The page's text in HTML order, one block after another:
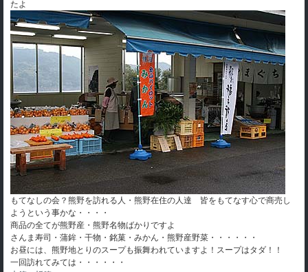
たよ
もてなしの会？熊野を訪れる人・熊野在住の人達 皆をもてなす心で商売し
ようという事かな・・・・
商品の全てが熊野産・熊野名物ばかりですよ
さんま寿司・蒲鉾・干物・銘菓・みかん・熊野産野菜・・・・・・
お昼には、熊野地とりのスープも振舞われていますよ！スープはタダ！！
一回訪れてみては・・・・・・